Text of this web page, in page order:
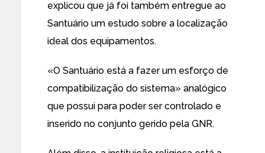
explicou que já foi também entregue ao
Santuário um estudo sobre a localização
ideal dos equipamentos.
«O Santuário está a fazer um esforço de
compatibilização do sistema» analógico
que possui para poder ser controlado e
inserido no conjunto gerido pela GNR.